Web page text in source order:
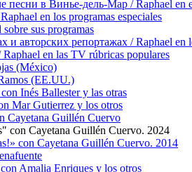
в Винье-дель-Мар / Raphael en
en los programas especiales
sus programas
и авторских репортажах / Raphael en
en las TV rúbricas populares
(México)
(EE.UU.)
Inés Ballester y las otras
Mar Gutierrez y los otros
Cayetana Guillén Cuervo
con Cayetana Guillén Cuervo. 2024
con Cayetana Guillén Cuervo. 2014
Amalia Enriques y los otros